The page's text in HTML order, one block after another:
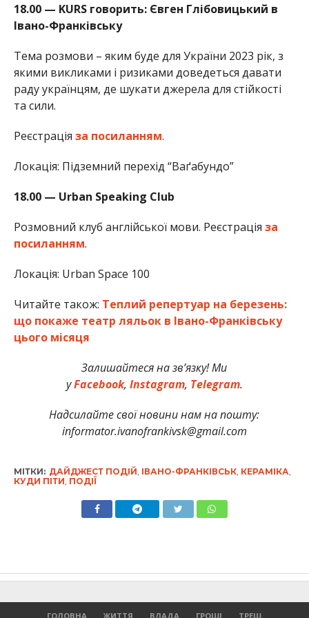
18.00 — KURS говорить: Євген Глібовицький в
Івано-Франківську
Тема розмови – яким буде для України 2023 рік, з
якими викликами і ризиками доведеться давати
раду українцям, де шукати джерела для стійкості
та сили.
Реєстрація за посиланням.
Локація: Підземний перехід “Ваґабундо”
18.00 — Urban Speaking Club
Розмовний клуб англійської мови. Реєстрація за
посиланням.
Локація: Urban Space 100
Читайте також: Теплий репертуар на березень:
що покаже театр ляльок в Івано-Франківську
цього місяця
Залишайтеся на зв’язку! Ми
уFacebook, Instagram, Telegram.
Надсилайте свої новини нам на пошту:
informator.ivanofrankivsk@gmail.com
МІТКИ: ДАЙДЖЕСТ ПОДІЙ ІВАНО-ФРАНКІВСЬК, КЕРАМІКА
КУДИ ПІТИ ПОДІЇ
ГОЛОВНА ЖИТТЯ ВЛАДА ГРОШІ ТРЕШ